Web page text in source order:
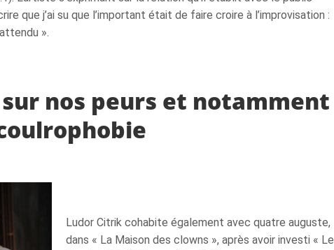
que j’ai su que l’important était de faire croire à l’improvisation :
».
nos peurs et notamment
Ludor Citrik cohabite également avec quatre auguste,
dans « La Maison des clowns », après avoir investi « Le